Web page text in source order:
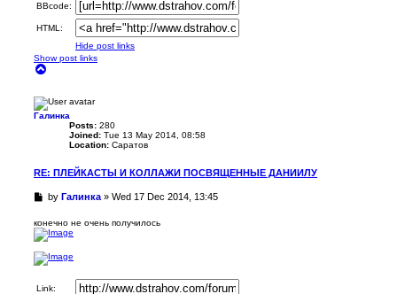
o
s
BBcode:
HTML:
Hide post links
Show post links
Галинка
Posts: 280
Joined: Tue 13 May 2014, 08:58
Location: Саратов
RE: ПЛЕЙКАСТЫ И КОЛЛАЖИ ПОСВЯЩЕННЫЕ ДАНИИЛУ
U
r
e
d
o
by Галинка» Wed 17 Dec 2014, 13:45
конечно не очень получилось
Link: